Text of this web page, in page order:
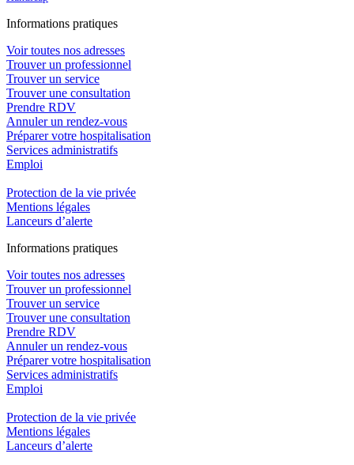
Informations pratiques
Voir toutes nos adresses
Trouver un professionnel
Trouver un service
Trouver une consultation
Prendre RDV
Annuler un rendez-vous
Préparer votre hospitalisation
Services administratifs
Emploi​
Protection de la vie privée
Mentions légales
Lanceurs d’alerte
Informations pratiques
Voir toutes nos adresses
Trouver un professionnel
Trouver un service
Trouver une consultation
Prendre RDV
Annuler un rendez-vous
Préparer votre hospitalisation
Services administratifs
Emploi​
Protection de la vie privée
Mentions légales
Lanceurs d’alerte